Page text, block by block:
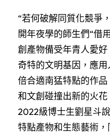
“若何破解同質化競爭
開年夜學的師生們“借
創產物備受年青人愛
奇特的文明基因，應
倍合適南猛特點的作
和文創碰撞出新的火
2022級博士生劉星斗
特點產物和生態藝術